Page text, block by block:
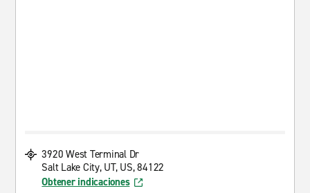
3920 West Terminal Dr
Salt Lake City, UT, US, 84122
Obtener indicaciones